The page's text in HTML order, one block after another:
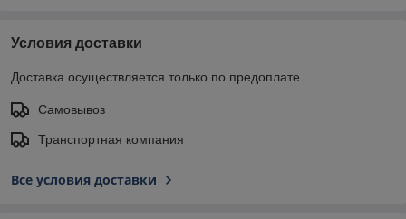
Условия доставки
Доставка осуществляется только по предоплате.
Самовывоз
Транспортная компания
Все условия доставки